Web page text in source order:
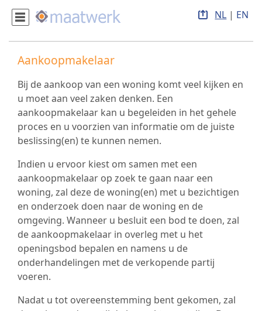
NL | EN
Aankoopmakelaar
Bij de aankoop van een woning komt veel kijken en
u moet aan veel zaken denken. Een
aankoopmakelaar kan u begeleiden in het gehele
proces en u voorzien van informatie om de juiste
beslissing(en) te kunnen nemen.
Indien u ervoor kiest om samen met een
aankoopmakelaar op zoek te gaan naar een
woning, zal deze de woning(en) met u bezichtigen
en onderzoek doen naar de woning en de
omgeving. Wanneer u besluit een bod te doen, zal
de aankoopmakelaar in overleg met u het
openingsbod bepalen en namens u de
onderhandelingen met de verkopende partij
voeren.
Nadat u tot overeenstemming bent gekomen, zal